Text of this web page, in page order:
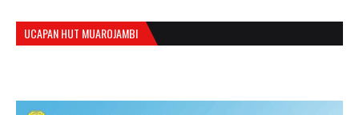
UCAPAN HUT MUAROJAMBI